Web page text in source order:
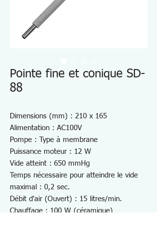
Pointe fine et conique SD-
88
Dimensions (mm) : 210 x 165
Alimentation : AC100V
Pompe : Type à membrane
Puissance moteur : 12 W
Vide atteint : 650 mmHg
Temps nécessaire pour atteindre le vide
maximal : 0,2 sec.
Débit d'air (Ouvert) : 15 litres/min.
Chauffage : 100 W (céramique)